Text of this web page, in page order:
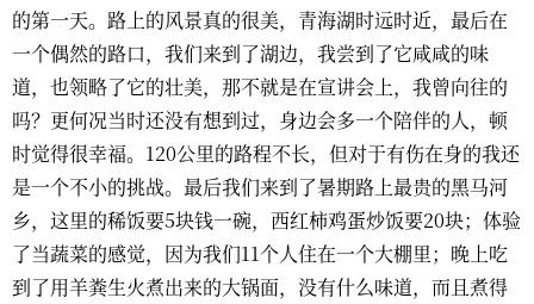
的第一天。路上的风景真的很美，青海湖时远时近，最后在
一个偶然的路口，我们来到了湖边，我尝到了它咸咸的味
道，也领略了它的壮美，那不就是在宣讲会上，我曾向往的
吗？更何况当时还没有想到过，身边会多一个陪伴的人，顿
时觉得很幸福。120公里的路程不长，但对于有伤在身的我还
是一个不小的挑战。最后我们来到了暑期路上最贵的黑马河
乡，这里的稀饭要5块钱一碗，西红柿鸡蛋炒饭要20块；体验
了当蔬菜的感觉，因为我们11个人住在一个大棚里；晚上吃
到了用羊粪生火煮出来的大锅面，没有什么味道，而且煮得